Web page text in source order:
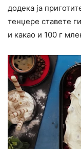
додека ја
тенџере ставете
и какао и 100 г